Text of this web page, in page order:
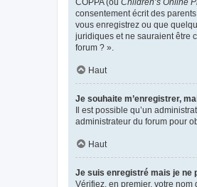
COPPA (ou Children’s Online
consentement écrit des
vous enregistrez ou que
juridiques et ne sauraient être
forum ? ».
Haut
Je souhaite m’enregistrer,
Il est possible qu’un
administrateur du forum pour
Haut
Je suis enregistré mais je ne
Vérifiez, en premier, votre nom